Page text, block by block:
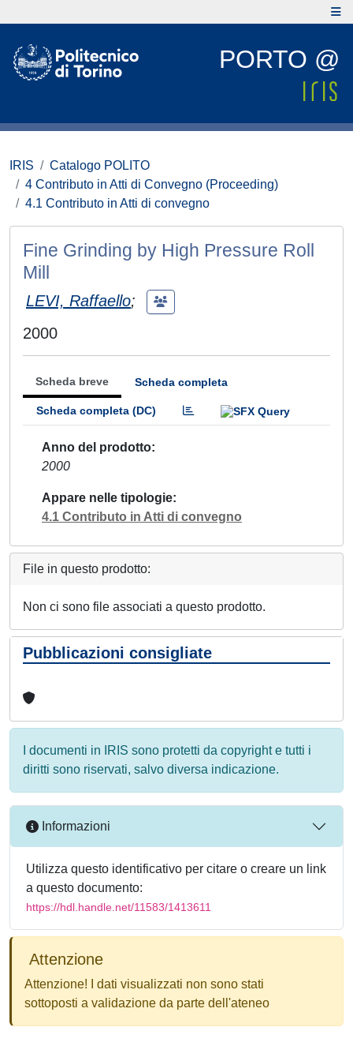
PORTO @
IRIS
Catalogo POLITO
4 Contributo in Atti di Convegno (Proceeding)
4.1 Contributo in Atti di convegno
Fine Grinding by High Pressure Roll
Mill
LEVI, Raffaello;
2000
Scheda breve Scheda completa
Scheda completa (DC)
Anno del prodotto
2000
Appare nelle tipologie
4.1 Contributo in Atti di convegno
File in questo prodotto:
Non ci sono file associati a questo prodotto.
Pubblicazioni consigliate
I documenti in IRIS sono protetti da copyright e tutti i
diritti sono riservati, salvo diversa indicazione.
Informazioni
Utilizza questo identificativo per citare o creare un link
a questo documento:
https://hdl.handle.net/11583/1413611
Attenzione
Attenzione! I dati visualizzati non sono stati
sottoposti a validazione da parte dell'ateneo